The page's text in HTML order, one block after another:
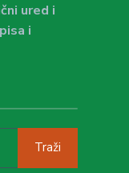
ured i
i
Traži